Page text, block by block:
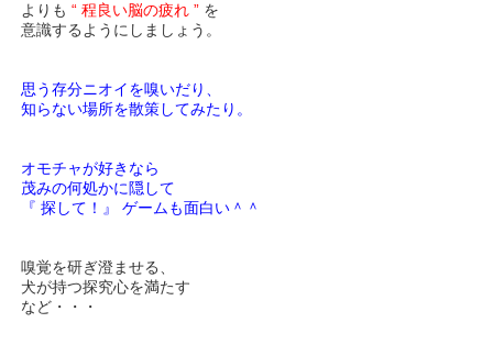
よりも “ 程良い脳の疲れ ” を
意識するようにしましょう。
思う存分ニオイを嗅いだり、
知らない場所を散策してみたり。
オモチャが好きなら
茂みの何処かに隠して
『 探して！』 ゲームも面白い＾＾
嗅覚を研ぎ澄ませる、
犬が持つ探究心を満たす
など・・・